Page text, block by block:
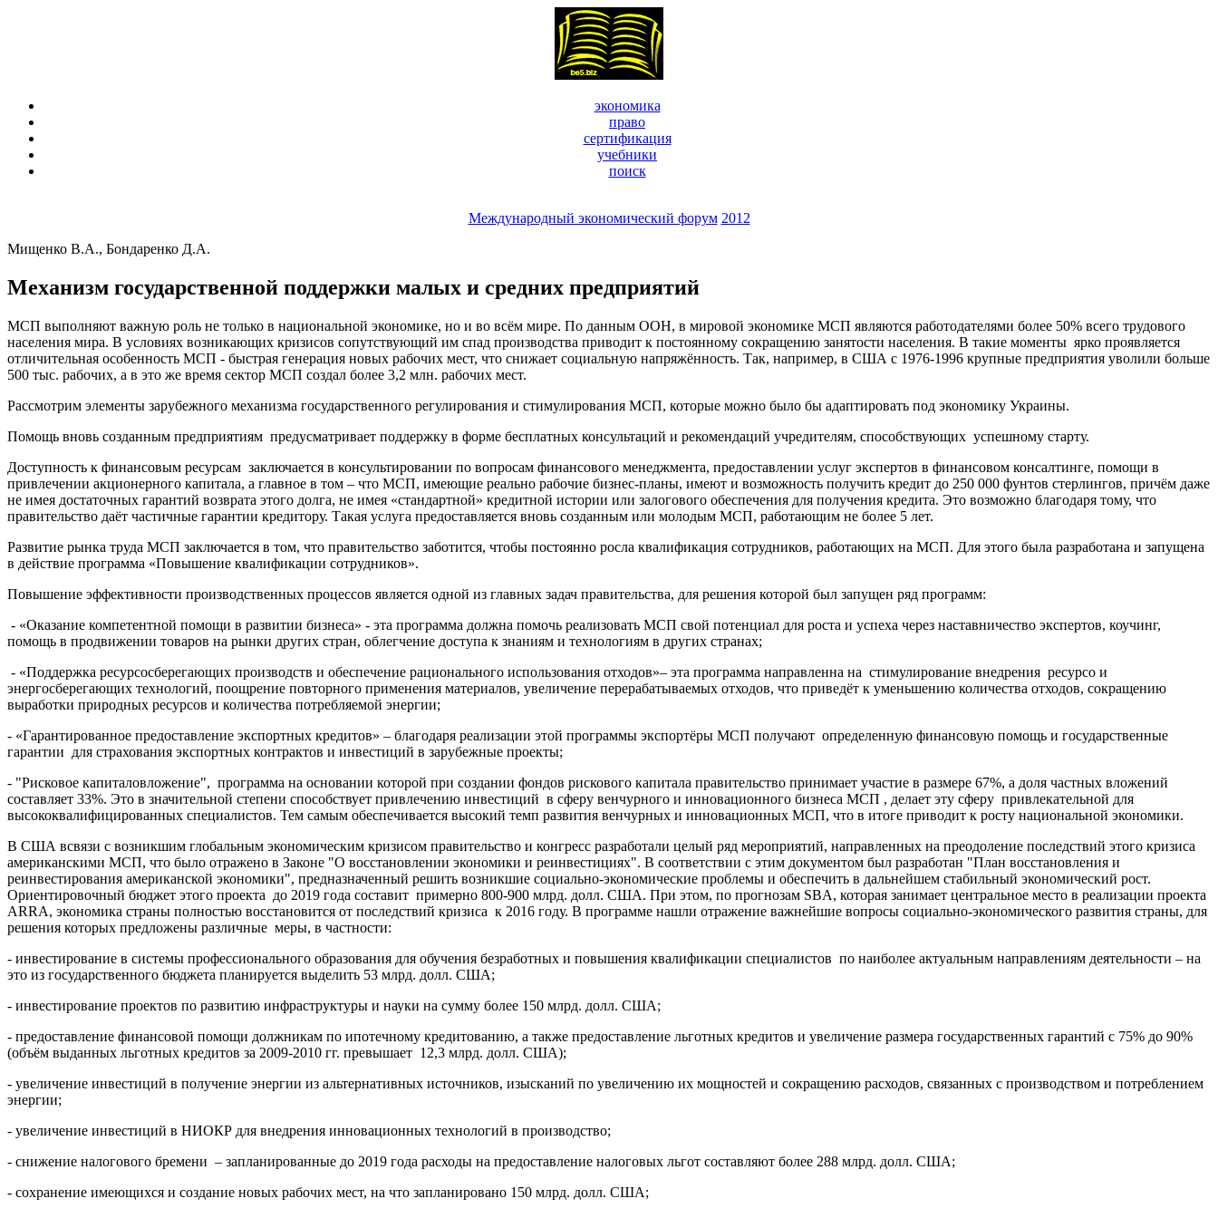
экономика
право
сертификация
учебники
поиск
Международный экономический форум 2012
Мищенко В.А., Бондаренко Д.А.
Механизм государственной поддержки малых и средних предприятий
МСП выполняют важную роль не только в национальной экономике, но и во всём мире. По данным ООН, в мировой экономике МСП являются работодателями более 50% всего трудового
населения мира. В условиях возникающих кризисов сопутствующий им спад производства приводит к постоянному сокращению занятости населения. В такие моменты ярко проявляется
отличительная особенность МСП - быстрая генерация новых рабочих мест, что снижает социальную напряжённость. Так, например, в США с 1976-1996 крупные предприятия уволили больше
500 тыс. рабочих, а в это же время сектор МСП создал более 3,2 млн. рабочих мест.
Рассмотрим элементы зарубежного механизма государственного регулирования и стимулирования МСП, которые можно было бы адаптировать под экономику Украины.
Помощь вновь созданным предприятиям предусматривает поддержку в форме бесплатных консультаций и рекомендаций учредителям, способствующих успешному старту.
Доступность к финансовым ресурсам заключается в консультировании по вопросам финансового менеджмента, предоставлении услуг экспертов в финансовом консалтинге, помощи в
привлечении акционерного капитала, а главное в том – что МСП, имеющие реально рабочие бизнес-планы, имеют и возможность получить кредит до 250 000 фунтов стерлингов, причём даже
не имея достаточных гарантий возврата этого долга, не имея «стандартной» кредитной истории или залогового обеспечения для получения кредита. Это возможно благодаря тому, что
правительство даёт частичные гарантии кредитору. Такая услуга предоставляется вновь созданным или молодым МСП, работающим не более 5 лет.
Развитие рынка труда МСП заключается в том, что правительство заботится, чтобы постоянно росла квалификация сотрудников, работающих на МСП. Для этого была разработана и запущена
в действие программа «Повышение квалификации сотрудников».
Повышение эффективности производственных процессов является одной из главных задач правительства, для решения которой был запущен ряд программ:
- «Оказание компетентной помощи в развитии бизнеса» - эта программа должна помочь реализовать МСП свой потенциал для роста и успеха через наставничество экспертов, коучинг,
помощь в продвижении товаров на рынки других стран, облегчение доступа к знаниям и технологиям в других странах;
- «Поддержка ресурсосберегающих производств и обеспечение рационального использования отходов»– эта программа направленна на стимулирование внедрения ресурсо и
энергосберегающих технологий, поощрение повторного применения материалов, увеличение перерабатываемых отходов, что приведёт к уменьшению количества отходов, сокращению
выработки природных ресурсов и количества потребляемой энергии;
- «Гарантированное предоставление экспортных кредитов» – благодаря реализации этой программы экспортёры МСП получают определенную финансовую помощь и государственные
гарантии для страхования экспортных контрактов и инвестиций в зарубежные проекты;
- "Рисковое капиталовложение", программа на основании которой при создании фондов рискового капитала правительство принимает участие в размере 67%, а доля частных вложений
составляет 33%. Это в значительной степени способствует привлечению инвестиций в сферу венчурного и инновационного бизнеса МСП , делает эту сферу привлекательной для
высококвалифицированных специалистов. Тем самым обеспечивается высокий темп развития венчурных и инновационных МСП, что в итоге приводит к росту национальной экономики.
В США всвязи с возникшим глобальным экономическим кризисом правительство и конгресс разработали целый ряд мероприятий, направленных на преодоление последствий этого кризиса
американскими МСП, что было отражено в Законе "О восстановлении экономики и реинвестициях". В соответствии с этим документом был разработан "План восстановления и
реинвестирования американской экономики", предназначенный решить возникшие социально-экономические проблемы и обеспечить в дальнейшем стабильный экономический рост.
Ориентировочный бюджет этого проекта до 2019 года составит примерно 800-900 млрд. долл. США. При этом, по прогнозам SBA, которая занимает центральное место в реализации проекта
ARRA, экономика страны полностью восстановится от последствий кризиса к 2016 году. В программе нашли отражение важнейшие вопросы социально-экономического развития страны, для
решения которых предложены различные меры, в частности:
- инвестирование в системы профессионального образования для обучения безработных и повышения квалификации специалистов по наиболее актуальным направлениям деятельности – на
это из государственного бюджета планируется выделить 53 млрд. долл. США;
- инвестирование проектов по развитию инфраструктуры и науки на сумму более 150 млрд. долл. США;
- предоставление финансовой помощи должникам по ипотечному кредитованию, а также предоставление льготных кредитов и увеличение размера государственных гарантий с 75% до 90%
(объём выданных льготных кредитов за 2009-2010 гг. превышает 12,3 млрд. долл. США);
- увеличение инвестиций в получение энергии из альтернативных источников, изысканий по увеличению их мощностей и сокращению расходов, связанных с производством и потреблением
энергии;
- увеличение инвестиций в НИОКР для внедрения инновационных технологий в производство;
- снижение налогового бремени – запланированные до 2019 года расходы на предоставление налоговых льгот составляют более 288 млрд. долл. США;
- сохранение имеющихся и создание новых рабочих мест, на что запланировано 150 млрд. долл. США;